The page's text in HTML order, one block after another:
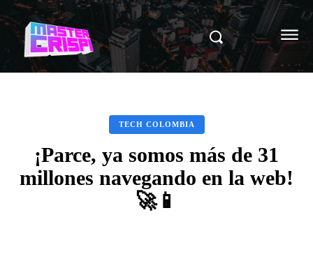
TECH COLOMBIA
¡Parce, ya somos más de 31
millones navegando en la web!
🚀📱